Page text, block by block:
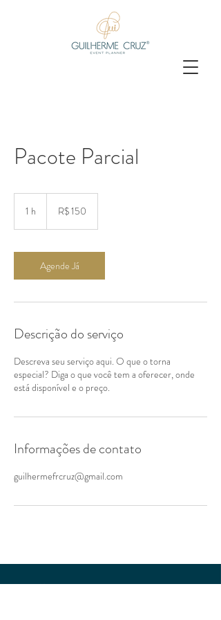
Pacote Parcial
1 h
brasileiros
R$ 150
Agende Já
Descrição do serviço
Descreva seu serviço aqui. O que o torna
especial? Diga o que você tem a oferecer, onde
está disponível e o preço.
Informações de contato
guilhermefrcruz@gmail.com